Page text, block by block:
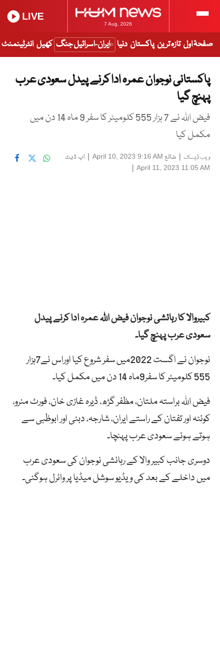
7 Aug, 2026
LIVE
صفحۂ اول تازہ ترین پاکستان دنیا ایران-اسرائیل جنگ کھیل انٹرٹینمنٹ
پاکستانی نوجوان عمرہ ادا کرنے پیدل سعودی عرب
پہنچ گیا
فیض اللہ نے 7 ہزار 555 کلومیٹر کا سفر 9 ماہ 14 دن میں
مکمل کیا
ویب ڈیسک | شائع April 10, 2023 9:16 AM
| اپ ڈیٹ
April 11, 2023 11:05 AM
|
کبیروالا کا رہائشی نوجوان فیض اللہ عمرہ ادا کرنے پیدل
سعودی عرب پہنچ گیا۔
نوجوان نے اگست 2022میں سفر شروع کیا اوراس نے7ہزار
555 کلومیٹر کا سفر9ماہ 14 دن میں مکمل کیا۔
فیض اللہ براستہ ملتان، مظفر گڑھ، ڈیرہ غازی خان، فورٹ منرو،
کوئٹہ اور تفتان کے راستے ایران، شارجہ، دبئی اور ابوظبی سے
ہوتے ہوئے سعودی عرب پہنچا۔
دوسری جانب کبیر والا کے رہائشی نوجوان کی سعودی عرب
میں داخلے کے بعد کی ویڈیو سوشل میڈیا پر وائرل ہوگئی۔